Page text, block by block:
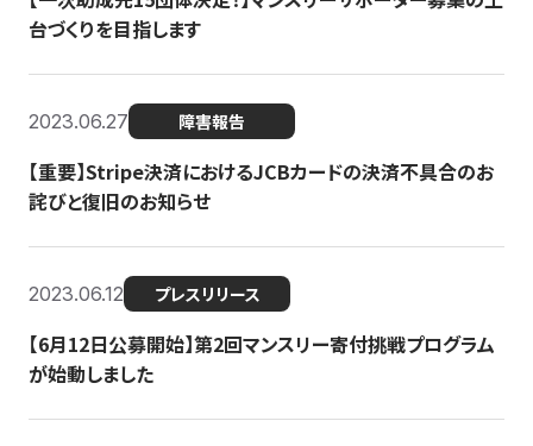
台づくりを目指します
2023.06.27 障害報告
【重要】Stripe決済におけるJCBカードの決済不具合のお
詫びと復旧のお知らせ
2023.06.12 プレスリリース
【6月12日公募開始】第2回マンスリー寄付挑戦プログラム
が始動しました